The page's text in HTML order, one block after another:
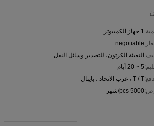
1 جهاز الكمبيوتر
negotiable
التعبئة الكرتون، للتصدير وسائل النقل
5 ~ 20 أيام
T / T ، غرب الاتحاد ، بايبال
5000 pcs/شهر